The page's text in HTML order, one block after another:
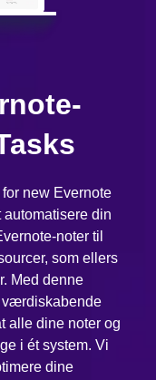
new Evernote
automatisere din
noter til
som ellers
Med denne
værdiskabende
alle dine noter og
i ét system. Vi
dine